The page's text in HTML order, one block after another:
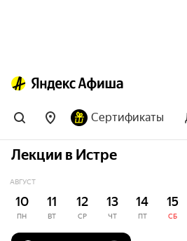
Сертификаты
Лекции в Истре
АВГУСТ
10
ПН
11
ВТ
12
СР
13
ЧТ
14
ПТ
15
СБ